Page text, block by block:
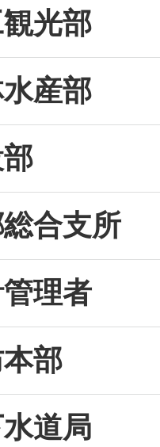
光部
産部
合支所
理者
部
道局